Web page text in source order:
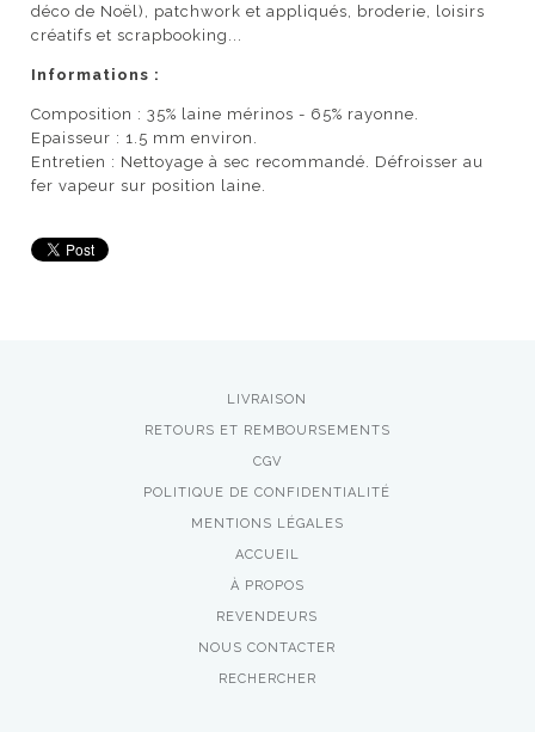
déco de Noël), patchwork et appliqués, broderie, loisirs
créatifs et scrapbooking...
Informations :
Composition : 35% laine mérinos - 65% rayonne.
Epaisseur : 1.5 mm environ.
Entretien : Nettoyage à sec recommandé. Défroisser au
fer vapeur sur position laine.
LIVRAISON
RETOURS ET REMBOURSEMENTS
CGV
POLITIQUE DE CONFIDENTIALITÉ
MENTIONS LÉGALES
ACCUEIL
À PROPOS
REVENDEURS
NOUS CONTACTER
RECHERCHER